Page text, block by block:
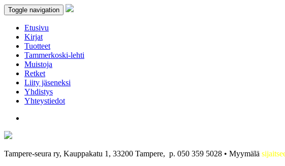
Toggle navigation
Etusivu
Kirjat
Tuotteet
Tammerkoski-lehti
Muistoja
Retket
Liity jäseneksi
Yhdistys
Yhteystiedot
Tampere-seura ry, Kauppakatu 1, 33200 Tampere, p. 050 359 5028 • Myymälä